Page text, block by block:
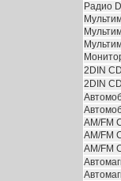
Радио
2DIN
2DIN
АМ/FM
АМ/FM
АМ/FM